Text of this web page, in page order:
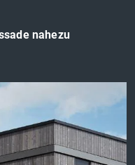
nahezu